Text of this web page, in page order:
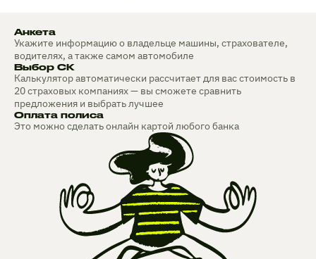
Анкета
Укажите информацию о владельце машины, страхователе,
водителях, а также самом автомобиле
Выбор СК
Калькулятор автоматически рассчитает для вас стоимость в
20 страховых компаниях — вы сможете сравнить
предложения и выбрать лучшее
Оплата полиса
Это можно сделать онлайн картой любого банка